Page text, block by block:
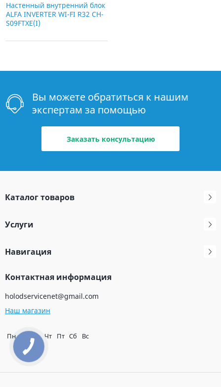
Настенный внутренний блок
ALFA INVERTER WI-FI R32 CH-
S09FTXE(I)
Вы можете обратиться к нашим
экспертам за помощью
Заказать консультацию
Каталог товаров
Услуги
Навигация
Контактная информация
holodservicenet@gmail.com
Наш магазин
Пн Вт Ср Чт Пт Сб Вс